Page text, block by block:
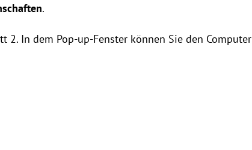
.
2. In dem Pop-up-Fenster können Sie den